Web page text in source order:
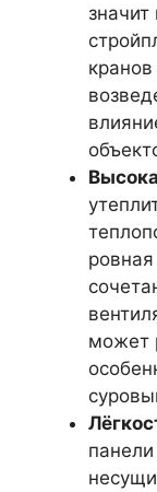
может